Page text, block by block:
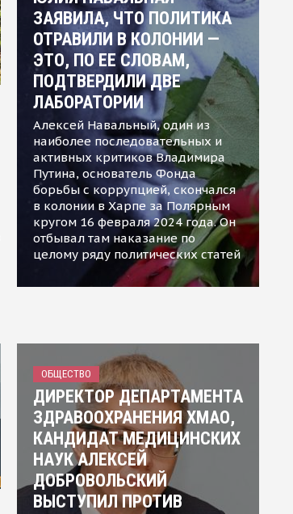
ЗАЯВИЛА, ЧТО ПОЛИТИКА
ОТРАВИЛИ В КОЛОНИИ —
ЭТО, ПО ЕЕ СЛОВАМ,
ПОДТВЕРДИЛИ ДВЕ
ЛАБОРАТОРИИ
Алексей Навальный, один из
наиболее последовательных и
активных критиков Владимира
Путина, основатель Фонда
борьбы с коррупцией, скончался
в колонии в Харпе за Полярным
кругом 16 февраля 2024 года. Он
отбывал там наказание по
целому ряду политических статей
ОБЩЕСТВО
ДИРЕКТОР ДЕПАРТАМЕНТА
ЗДРАВООХРАНЕНИЯ ХМАО,
КАНДИДАТ МЕДИЦИНСКИХ
НАУК АЛЕКСЕЙ
ДОБРОВОЛЬСКИЙ
ВЫСТУПИЛ ПРОТИВ